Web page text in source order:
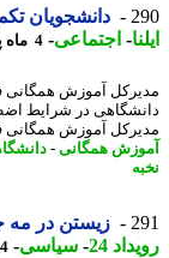
دانشجویان تکمیل
-اجتماعی-4 ماه پیش - پنجشنبه 27 فروردین 1405، 09:57
آموزش همگانی
در شرایط
آموزش همگانی
همگانی-دانشگاه-
زیستن در مه جنگ
24
-سیاسی-